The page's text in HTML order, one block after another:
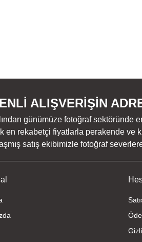
ALIŞVERİŞİN
günümüze fotoğraf sektöründe
en rekabetçi fiyatlarla perakende ve
satış ekibimizle fotoğraf